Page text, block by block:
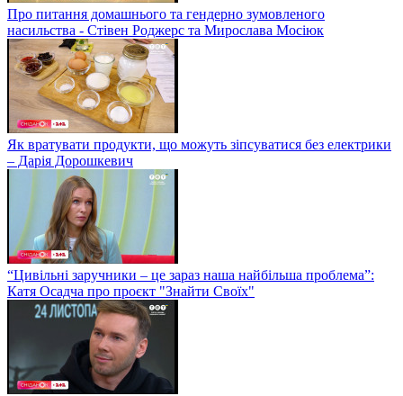
Про питання домашнього та гендерно зумовленого
насильства - Стівен Роджерс та Мирослава Мосіюк
Як вратувати продукти, що можуть зіпсуватися без електрики
– Дарія Дорошкевич
“Цивільні заручники – це зараз наша найбільша проблема”:
Катя Осадча про проєкт "Знайти Своїх"